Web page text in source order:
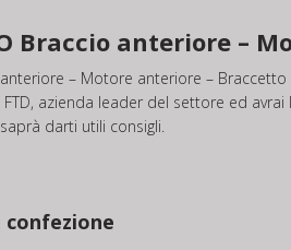
Braccio anteriore –
anteriore – Motore anteriore –
azienda leader del settore ed
darti utili consigli.